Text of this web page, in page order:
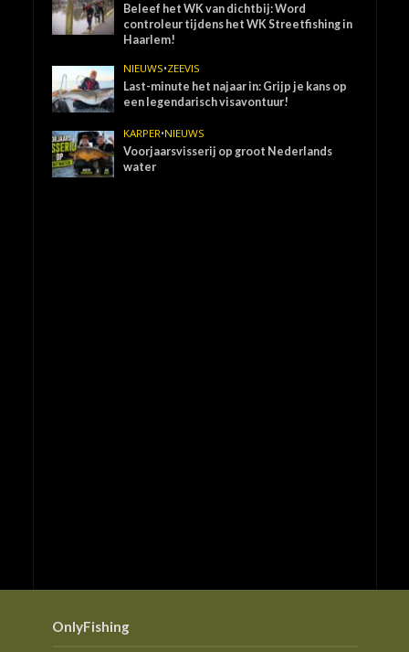
Beleef het WK van dichtbij: Word
controleur tijdens het WK Streetfishing in
Haarlem!
NIEUWS•ZEEVIS
Last-minute het najaar in: Grijp je kans op
een legendarisch visavontuur!
KARPER•NIEUWS
Voorjaarsvisserij op groot Nederlands
water
OnlyFishing